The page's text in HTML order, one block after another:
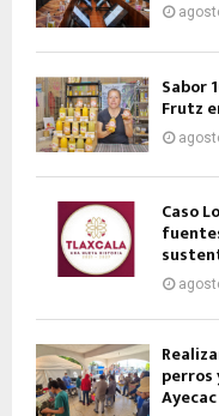
Sabor
Frutz
Caso
perros